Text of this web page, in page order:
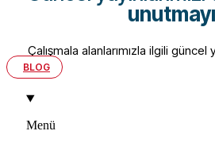
Çalışmala alanlarımızla ilgili güncel
BLOG
Menü